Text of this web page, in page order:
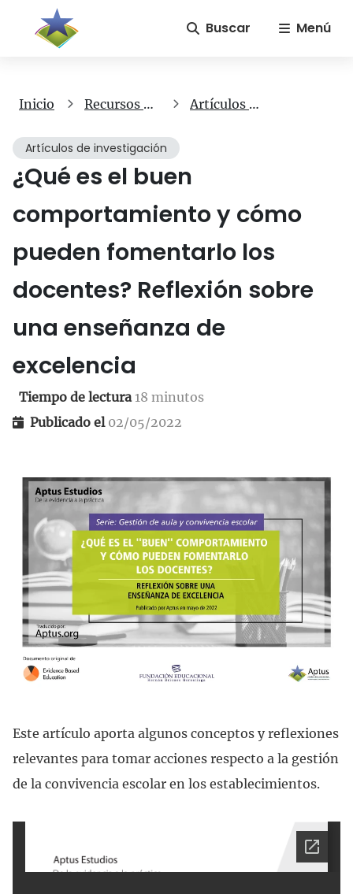
Buscar Menú
Inicio Recursos gratuitos Artículos de investigación
Artículos de investigación
¿Qué es el buen
comportamiento y cómo
pueden fomentarlo los
docentes? Reflexión sobre
una enseñanza de
excelencia
Tiempo de lectura18 minutos
Publicado el 02/05/2022
Este artículo aporta algunos conceptos y reflexiones
relevantes para tomar acciones respecto a la gestión
de la convivencia escolar en los establecimientos.